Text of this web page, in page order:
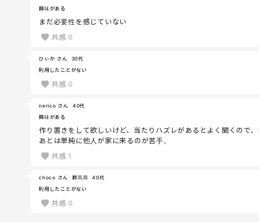
興味がある
まだ必要性を感じていない
共感 0
ひぃか さん
30代
利用したことがない
共感 0
nerico さん
40代
興味がある
作り置きをして欲しいけど、当たりハズレがあるとよく聞くので、
あとは単純に他人が家に来るのが苦手。
共感 1
choco さん 群馬県
40代
利用したことがない
共感 0